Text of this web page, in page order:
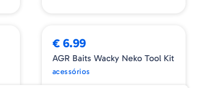
€ 6.99
AGR Baits Wacky Neko Tool Kit
acessórios